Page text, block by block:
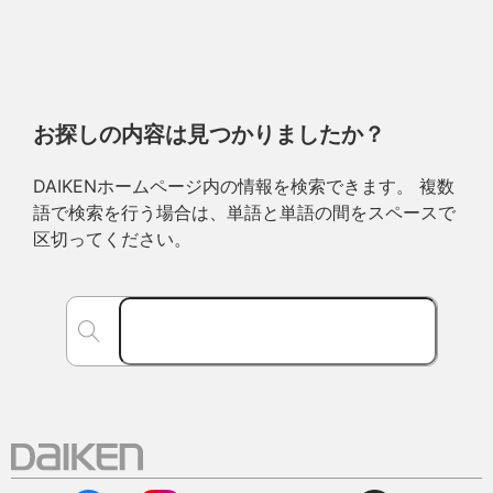
お探しの内容は見つかりましたか？
DAIKENホームページ内の情報を検索できます。 複数
語で検索を行う場合は、単語と単語の間をスペースで
区切ってください。